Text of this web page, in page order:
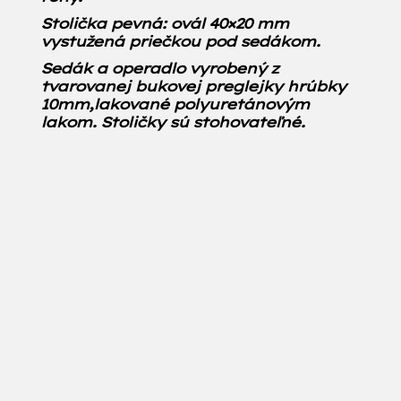
Stolička pevná: ovál 40×20 mm
vystužená priečkou pod sedákom.
Sedák a operadlo vyrobený z
tvarovanej bukovej preglejky hrúbky
10mm,lakované polyuretánovým
lakom. Stoličky sú stohovateľné.